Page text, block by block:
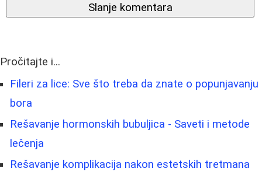
Slanje komentara
Pročitajte i...
Fileri za lice: Sve što treba da znate o popunjavanju
bora
Rešavanje hormonskih bubuljica - Saveti i metode
lečenja
Rešavanje komplikacija nakon estetskih tretmana